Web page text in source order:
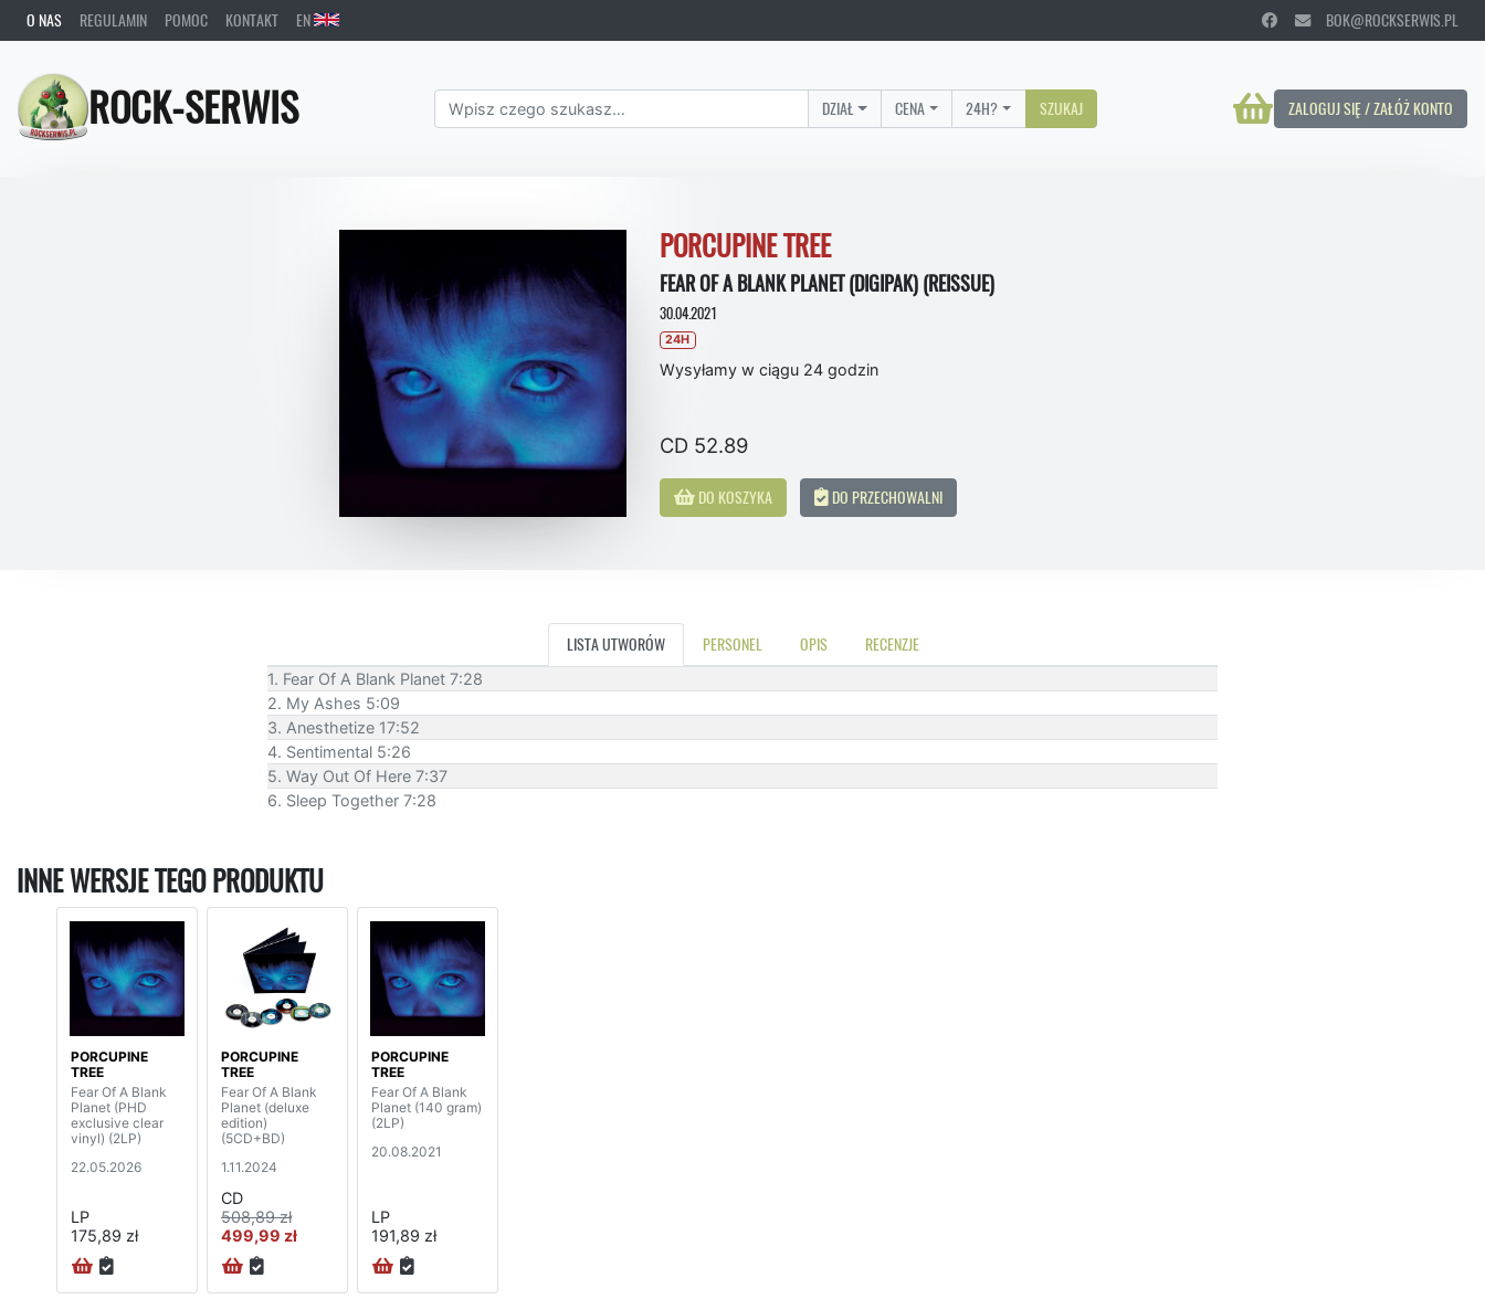
O NAS REGULAMIN POMOC KONTAKT EN BOK@ROCKSERWIS.PL
ROCK-SERWIS ZALOGUJ SIĘ / ZAŁÓŻ KONTO
DZIAŁ CENA 24H? SZUKAJ
PORCUPINE TREE
FEAR OF A BLANK PLANET (DIGIPAK) (REISSUE)
30.04.2021
24H
Wysyłamy w ciągu 24 godzin
CD 52.89
DO KOSZYKA DO PRZECHOWALNI
LISTA UTWORÓW PERSONEL OPIS RECENZJE
1. Fear Of A Blank Planet 7:28
2. My Ashes 5:09
3. Anesthetize 17:52
4. Sentimental 5:26
5. Way Out Of Here 7:37
6. Sleep Together 7:28
INNE WERSJE TEGO PRODUKTU
PORCUPINE
TREE
Fear Of A Blank
Planet (PHD
exclusive clear
vinyl) (2LP)
22.05.2026
LP
175,89 zł
PORCUPINE
TREE
Fear Of A Blank
Planet (deluxe
edition)
(5CD+BD)
1.11.2024
CD
508,89 zł
499,99 zł
PORCUPINE
TREE
Fear Of A Blank
Planet (140 gram)
(2LP)
20.08.2021
LP
191,89 zł